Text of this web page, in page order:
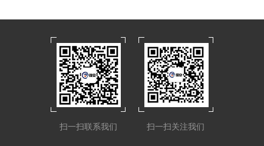
扫一扫联系我们 扫一扫关注我们